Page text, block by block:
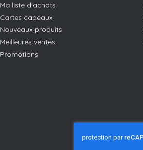
Ma liste d'achats
Cartes cadeaux
Nouveaux produits
Meilleures ventes
Promotions